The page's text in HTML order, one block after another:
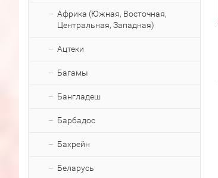
Африка (Южная, Восточная,
Центральная, Западная)
Ацтеки
Багамы
Бангладеш
Барбадос
Бахрейн
Беларусь